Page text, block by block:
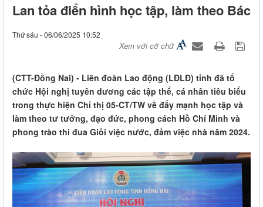
Lan tỏa điển hình học tập, làm theo Bác
Thứ sáu - 06/06/2025 10:52
Xem với cỡ chữ
(CTT-Đồng Nai) - Liên đoàn Lao động (LĐLĐ) tỉnh đã tổ
chức Hội nghị tuyên dương các tập thể, cá nhân tiêu biểu
trong thực hiện Chỉ thị 05-CT/TW về đẩy mạnh học tập và
làm theo tư tưởng, đạo đức, phong cách Hồ Chí Minh và
phong trào thi đua Giỏi việc nước, đảm việc nhà năm 2024.